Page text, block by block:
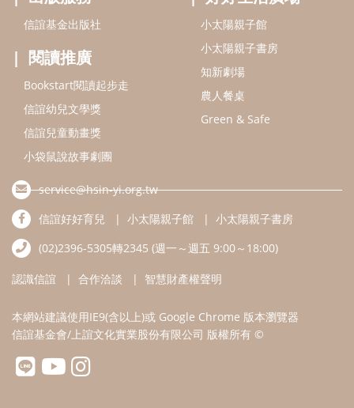
信誼好好育兒
小太陽親子書房
(02)2396-5305轉2345 (週一～週五 9:00～18:00)
認識信誼 合作洽談 智慧財產權聲明
本網站建議使用IE9(含以上)或 Google Chrome 版本瀏覽器
信誼基金會/上誼文化實業股份有限公司 版權所有 ©